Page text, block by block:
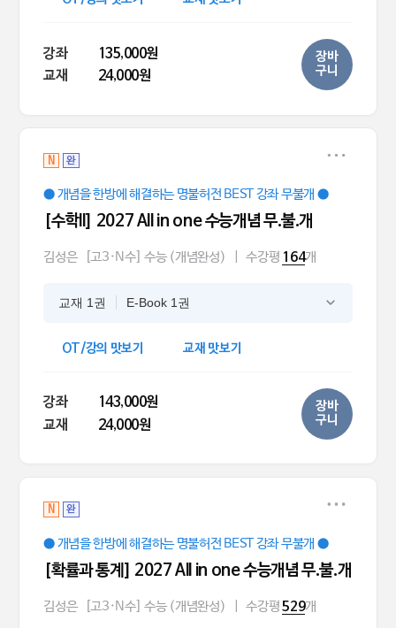
강좌
135,000원
교재
24,000원
장바
구니
N 완
● 개념을 한방에 해결하는 명불허전 BEST 강좌 무불개 ●
[수학ll] 2027 All in one 수능개념 무.불.개
김성은 [고3·N수] 수능 (개념완성) 수강평 164개
교재 1권 E-Book 1권
OT/강의 맛보기 교재 맛보기
강좌
143,000원
교재
24,000원
장바
구니
N 완
● 개념을 한방에 해결하는 명불허전 BEST 강좌 무불개 ●
[확률과 통계] 2027 All in one 수능개념 무.불.개
김성은 [고3·N수] 수능 (개념완성) 수강평529개